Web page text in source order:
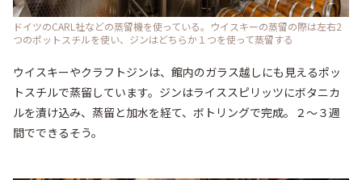
ドイツのCARL社などの蒸留機を使っている。ウイスキーの蒸留の際は左右2
つのポットスチルを使い、ジンはどちらか１つを使って蒸留する
ウイスキーやクラフトジンは、館内のガラス越しにも見えるポッ
トスチルで蒸留しています。ジンはライススピリッツにボタニカ
ルを漬け込み、蒸留と加水を経て、ボトリングで完成。２～３週
間でできるそう。